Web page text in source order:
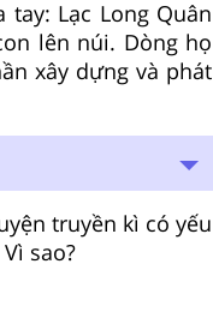
Lạc Long Quân
lên núi. Dòng họ
xây dựng và phát
truyền kì có yếu
sao?